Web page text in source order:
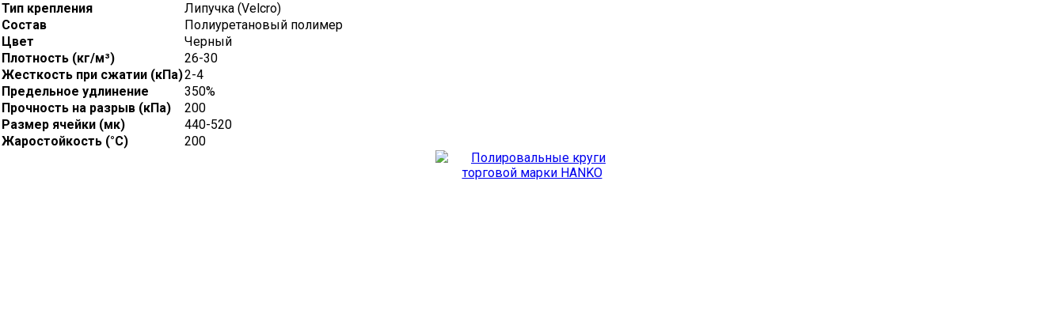
Тип крепления
Липучка (Velcro)
Состав
Полиуретановый полимер
Цвет
Черный
Плотность (кг/м³)
26-30
Жесткость при сжатии (кПа)2-4
Предельное удлинение
350%
Прочность на разрыв (кПа)
200
Размер ячейки (мк)
440-520
Жаростойкость (°С)
200